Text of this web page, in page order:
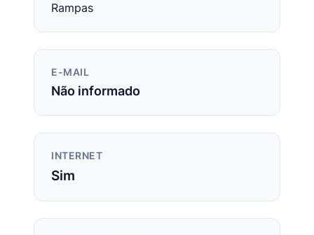
Rampas
E-MAIL
Não informado
INTERNET
Sim